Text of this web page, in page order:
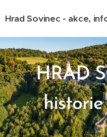
Hrad Sovinec - akce,
HRAD